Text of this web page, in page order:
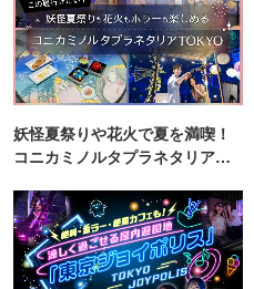
妖怪夏祭りや花火で夏を満喫！
コニカミノルタプラネタリア